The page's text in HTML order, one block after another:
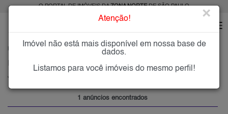
O PORTAL DE IMÓVEIS DAZONA NORTEDE SÃO PAULO
JARDIM MARACANÃ
Jardim Maracanã, Zona Norte
1 anúncios encontrados
Atenção! ×
Imóvel não está mais disponível em nossa base de
dados.
Listamos para você imóveis do mesmo perfil!